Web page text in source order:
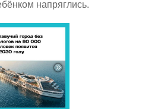
напряглись.